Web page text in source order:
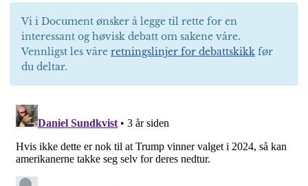
Vi i Document ønsker å legge til rette for en
interessant og høvisk debatt om sakene våre.
Vennligst les våre retningslinjer for debattskikk før
du deltar.